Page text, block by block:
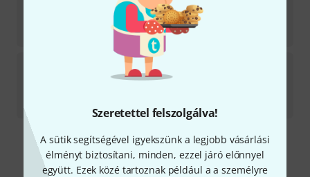
Szeretettel felszolgálva!
A sütik segítségével igyekszünk a legjobb vásárlási
élményt biztosítani, minden, ezzel járó előnnyel
együtt. Ezek közé tartoznak például a a személyre
2
Azonnal szállítható
7 099Ft
Sax Strap Tenor/ Bari Padded
4
Díjmentes szállítás 79 000 Ft fölött
Minden ár tartalmazza az ÁFÁ-t